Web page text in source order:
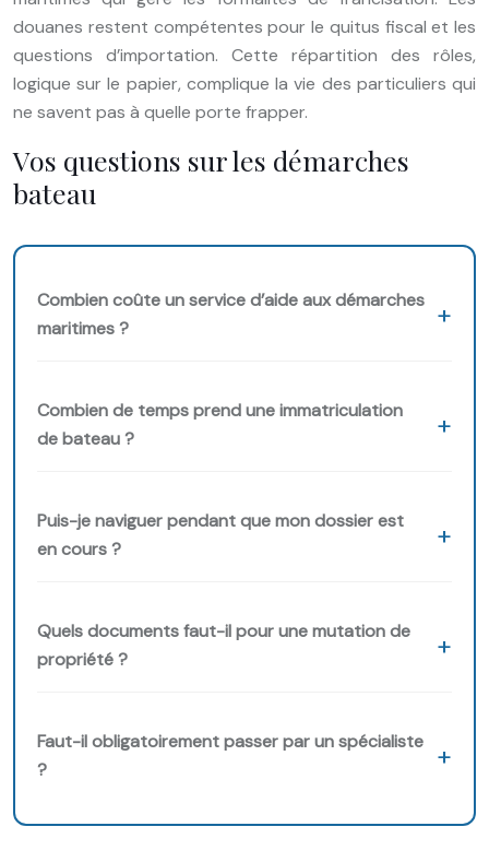
douanes restent compétentes pour le quitus fiscal et les
questions d’importation. Cette répartition des rôles,
logique sur le papier, complique la vie des particuliers qui
ne savent pas à quelle porte frapper.
Vos questions sur les démarches
bateau
Combien coûte un service d’aide aux démarches
maritimes ?
Combien de temps prend une immatriculation
de bateau ?
Puis-je naviguer pendant que mon dossier est
en cours ?
Quels documents faut-il pour une mutation de
propriété ?
Faut-il obligatoirement passer par un spécialiste
?